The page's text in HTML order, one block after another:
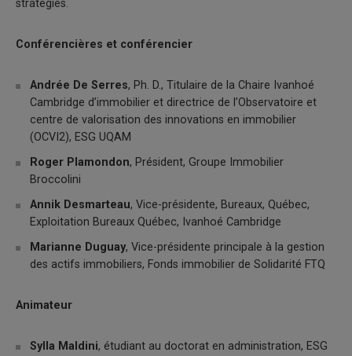
stratégies.
Conférencières et conférencier
Andrée De Serres, Ph. D., Titulaire de la Chaire Ivanhoé
Cambridge d’immobilier et directrice de l’Observatoire et
centre de valorisation des innovations en immobilier
(OCVI2), ESG UQAM
Roger Plamondon, Président, Groupe Immobilier
Broccolini
Annik Desmarteau, Vice-présidente, Bureaux, Québec,
Exploitation Bureaux Québec, Ivanhoé Cambridge
Marianne Duguay, Vice-présidente principale à la gestion
des actifs immobiliers, Fonds immobilier de Solidarité FTQ
Animateur
Sylla Maldini, étudiant au doctorat en administration, ESG